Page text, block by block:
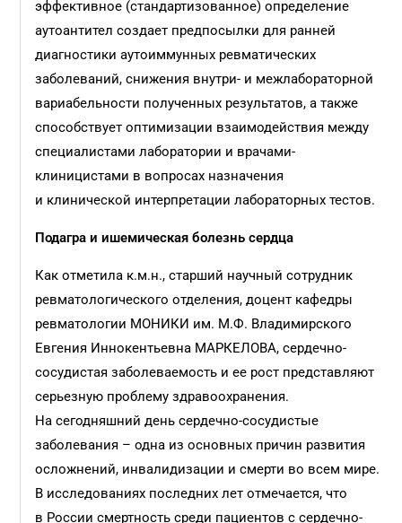
эффективное (стандартизованное) определение
аутоантител создает предпосылки для ранней
диагностики аутоиммунных ревматических
заболеваний, снижения внутри- и межлабораторной
вариабельности полученных результатов, а также
способствует оптимизации взаимодействия между
специалистами лаборатории и врачами-
клиницистами в вопросах назначения
и клинической интерпретации лабораторных тестов.
Подагра и ишемическая болезнь сердца
Как отметила к.м.н., старший научный сотрудник
ревматологического отделения, доцент кафедры
ревматологии МОНИКИ им. М.Ф. Владимирского
Евгения Иннокентьевна МАРКЕЛОВА, сердечно-
сосудистая заболеваемость и ее рост представляют
серьезную проблему здравоохранения.
На сегодняшний день сердечно-сосудистые
заболевания – одна из основных причин развития
осложнений, инвалидизации и смерти во всем мире.
В исследованиях последних лет отмечается, что
в России смертность среди пациентов с сердечно-